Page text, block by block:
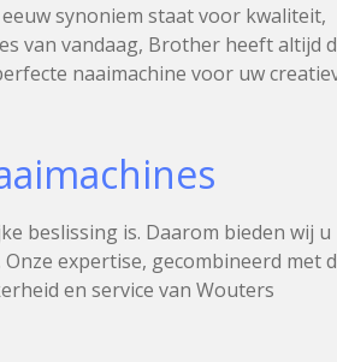
synoniem staat voor kwaliteit,
van vandaag, Brother heeft altijd
naaimachine voor uw
beslissing is. Daarom bieden wij u
expertise, gecombineerd met
en service van Wouters